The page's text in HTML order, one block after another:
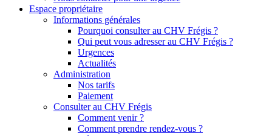
Espace propriétaire
Informations générales
Pourquoi consulter au CHV Frégis ?
Qui peut vous adresser au CHV Frégis ?
Urgences
Actualités
Administration
Nos tarifs
Paiement
Consulter au CHV Frégis
Comment venir ?
Comment prendre rendez-vous ?